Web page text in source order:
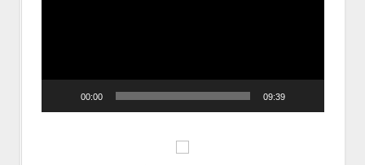
00:00 09:39